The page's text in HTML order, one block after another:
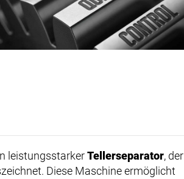
leistungsstarkerTellerseparator, der
Diese Maschine ermöglicht